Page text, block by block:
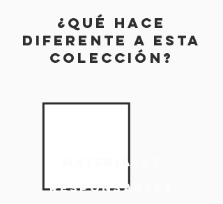
¿QUÉ HACE
DIFERENTE A ESTA
COLECCIÓN?
MATERIALES
RESPONSABLES